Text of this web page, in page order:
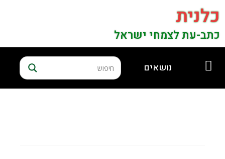
כלנית
כתב-עת לצמחי ישראל
נושאים